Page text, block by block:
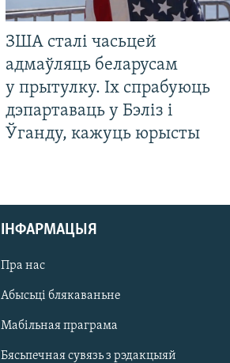
ЗША сталі часьцей
адмаўляць беларусам
у прытулку. Іх спрабуюць
дэпартаваць у Бэліз і
Ўганду, кажуць юрысты
ІНФАРМАЦЫЯ
Пра нас
Абысьці блякаваньне
Мабільная праграма
Бясьпечная сувязь з рэдакцыяй